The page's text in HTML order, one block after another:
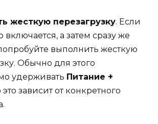
жесткую перезагрузку. Если
включается, а затем сразу же
выполнить жесткую
Обычно для этого
удерживать Питание +
это зависит от конкретного